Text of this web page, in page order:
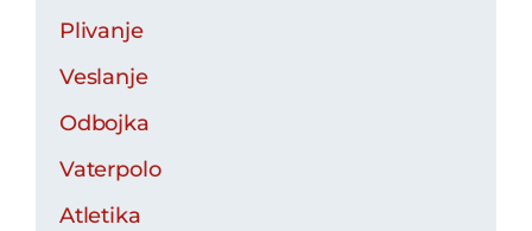
Plivanje
Veslanje
Odbojka
Vaterpolo
Atletika